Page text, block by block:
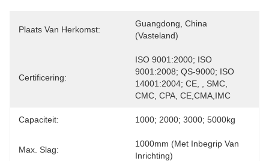
Plaats Van Herkomst:
Guangdong, China
(vasteland)
Certificering:
ISO 9001:2000; ISO
9001:2008; QS-9000; ISO
14001:2004; CE, , SMC,
CMC, CPA, CE,CMA,IMC
Capaciteit: 1000; 2000; 3000; 5000kg
Max. Slag:
1000mm (met Inbegrip Van
Inrichting)